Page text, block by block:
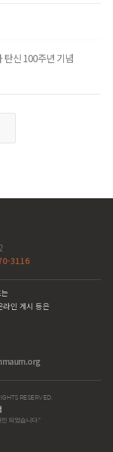
신 100주년 기념
3116
라인 게시 등은
RESERVED.
되었습니다."